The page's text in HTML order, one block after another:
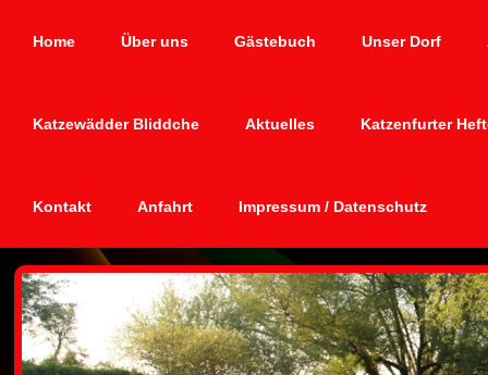
Home Über uns Gästebuch Unser Dorf
Katzewädder Bliddche Aktuelles Katzenfurter
Kontakt Anfahrt Impressum / Datenschutz